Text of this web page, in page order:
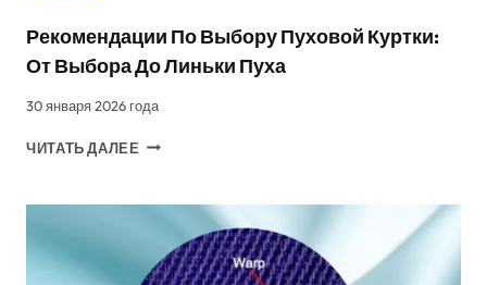
Рекомендации По Выбору Пуховой Куртки:
От Выбора До Линьки Пуха
30 января 2026 года
ЧИТАТЬ ДАЛЕЕ РЕКОМЕНДАЦИИ
ПУХОВОЙ
КУРТКИ:
ВЫБОРА